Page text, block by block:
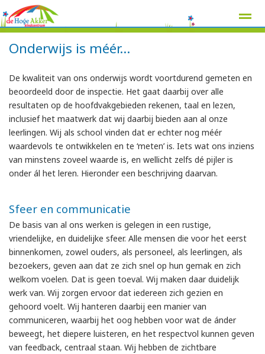
Home Zoeken Nieuws Agenda
Onderwijs is méér…
De kwaliteit van ons onderwijs wordt voortdurend gemeten en
beoordeeld door de inspectie. Het gaat daarbij over alle
resultaten op de hoofdvakgebieden rekenen, taal en lezen,
inclusief het maatwerk dat wij daarbij bieden aan al onze
leerlingen. Wij als school vinden dat er echter nog méér
waardevols te ontwikkelen en te ‘meten’ is. Iets wat ons inziens
van minstens zoveel waarde is, en wellicht zelfs dé pijler is
onder ál het leren. Hieronder een beschrijving daarvan.
Sfeer en communicatie
De basis van al ons werken is gelegen in een rustige,
vriendelijke, en duidelijke sfeer. Alle mensen die voor het eerst
binnenkomen, zowel ouders, als personeel, als leerlingen, als
bezoekers, geven aan dat ze zich snel op hun gemak en zich
welkom voelen. Dat is geen toeval. Wij maken daar duidelijk
werk van. Wij zorgen ervoor dat iedereen zich gezien en
gehoord voelt. Wij hanteren daarbij een manier van
communiceren, waarbij het oog hebben voor wat de ánder
beweegt, het diepere luisteren, en het respectvol kunnen geven
van feedback, centraal staan. Wij hebben de zichtbare